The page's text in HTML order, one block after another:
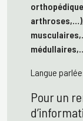
Langue
Pour un